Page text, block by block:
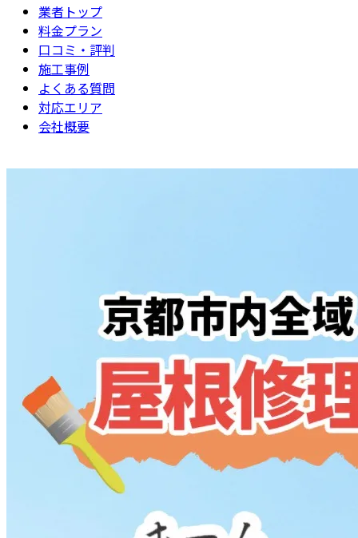
業者トップ
料金プラン
口コミ・評判
施工事例
よくある質問
対応エリア
会社概要